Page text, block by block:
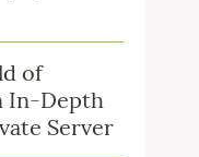
of
In-Depth
Server